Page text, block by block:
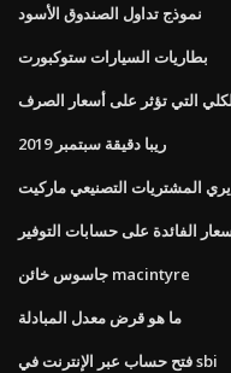
نموذج تداول الصندوق الأسود
بطاريات السيارات ستوكبورت
ريبا دقيقة سبتمبر 2019
المشتريات التصنيعي ماركيت
الفائدة على حسابات التوفير
جاسوس خائن macintyre
ما هو قرض معدل المبادلة
فتح حساب عبر الإنترنت في sbi